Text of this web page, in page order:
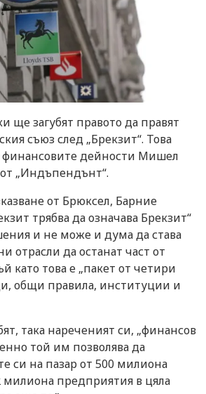
ще загубят правото да правят
съюз след „Брекзит“. Това
дейности Мишел
„Индъпендънт“.
от Брюксел, Барние
трябва да означава Брекзит“
и не може и дума да става
отрасли да останат част от
като това е „пакет от четири
общи правила, институции и
така нареченият си, „финансов
той им позволява да
си на пазар от 500 милиона
милиона предприятия в цяла